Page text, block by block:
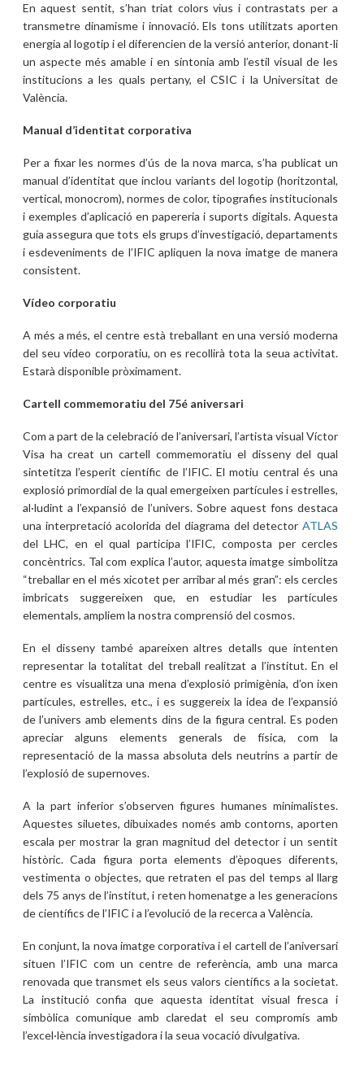
En aquest sentit, s’han triat colors vius i contrastats per a
transmetre dinamisme i innovació. Els tons utilitzats aporten
energia al logotip i el diferencien de la versió anterior, donant-li
un aspecte més amable i en sintonia amb l’estil visual de les
institucions a les quals pertany, el CSIC i la Universitat de
València.
Manual d’identitat corporativa
Per a fixar les normes d’ús de la nova marca, s’ha publicat un
manual d’identitat que inclou variants del logotip (horitzontal,
vertical, monocrom), normes de color, tipografies institucionals
i exemples d’aplicació en papereria i suports digitals. Aquesta
guia assegura que tots els grups d’investigació, departaments
i esdeveniments de l’IFIC apliquen la nova imatge de manera
consistent.
Vídeo corporatiu
A més a més, el centre està treballant en una versió moderna
del seu vídeo corporatiu, on es recollirà tota la seua activitat.
Estarà disponible pròximament.
Cartell commemoratiu del 75é aniversari
Com a part de la celebració de l’aniversari, l’artista visual Víctor
Visa ha creat un cartell commemoratiu el disseny del qual
sintetitza l’esperit científic de l’IFIC. El motiu central és una
explosió primordial de la qual emergeixen partícules i estrelles,
al·ludint a l’expansió de l’univers. Sobre aquest fons destaca
una interpretació acolorida del diagrama del detectorATLAS
del LHC, en el qual participa l’IFIC, composta per cercles
concèntrics. Tal com explica l’autor, aquesta imatge simbolitza
“treballar en el més xicotet per arribar al més gran”: els cercles
imbricats suggereixen que, en estudiar les partícules
elementals, ampliem la nostra comprensió del cosmos.
En el disseny també apareixen altres detalls que intenten
representar la totalitat del treball realitzat a l’institut. En el
centre es visualitza una mena d’explosió primigènia, d’on ixen
partícules, estrelles, etc., i es suggereix la idea de l’expansió
de l’univers amb elements dins de la figura central. Es poden
apreciar alguns elements generals de física, com la
representació de la massa absoluta dels neutrins a partir de
l’explosió de supernoves.
A la part inferior s’observen figures humanes minimalistes.
Aquestes siluetes, dibuixades només amb contorns, aporten
escala per mostrar la gran magnitud del detector i un sentit
històric. Cada figura porta elements d’èpoques diferents,
vestimenta o objectes, que retraten el pas del temps al llarg
dels 75 anys de l’institut, i reten homenatge a les generacions
de científics de l’IFIC i a l’evolució de la recerca a València.
En conjunt, la nova imatge corporativa i el cartell de l’aniversari
situen l’IFIC com un centre de referència, amb una marca
renovada que transmet els seus valors científics a la societat.
La institució confia que aquesta identitat visual fresca i
simbòlica comunique amb claredat el seu compromís amb
l’excel·lència investigadora i la seua vocació divulgativa.